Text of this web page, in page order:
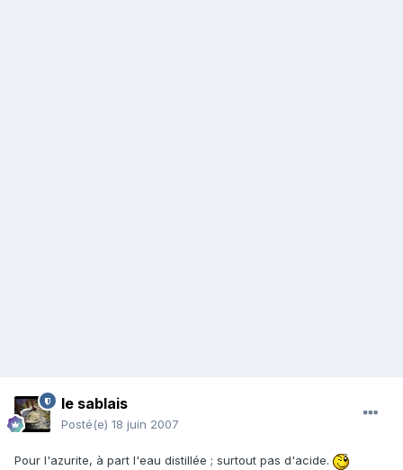
le sablais
Posté(e) 18 juin 2007
Pour l'azurite, à part l'eau distillée ; surtout pas d'acide.